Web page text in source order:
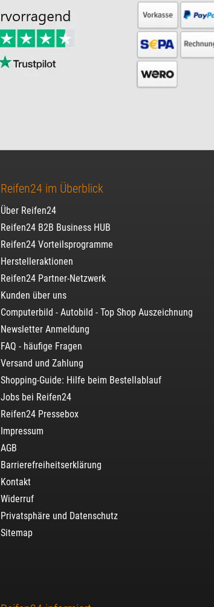
Reifen24 im Überblick
Über Reifen24
Reifen24 B2B Business HUB
Reifen24 Vorteilsprogramme
Herstelleraktionen
Reifen24 Partner-Netzwerk
Kunden über uns
Computerbild - Autobild - Top Shop Auszeichnung
Newsletter Anmeldung
FAQ - häufige Fragen
Versand und Zahlung
Shopping-Guide: Hilfe beim Bestellablauf
Jobs bei Reifen24
Reifen24 Pressebox
Impressum
AGB
Barrierefreiheitserklärung
Kontakt
Widerruf
Privatsphäre und Datenschutz
Sitemap